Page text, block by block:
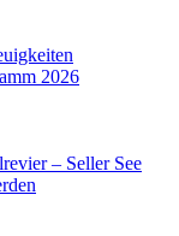
2026
– Seller See